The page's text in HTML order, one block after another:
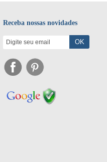
Receba nossas novidades